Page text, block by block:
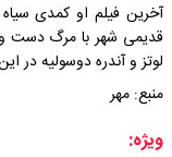
آخرین فیلم او کمدی
قدیمی شهر با مرگ دست و
لوتز و آندره دوسولیه در
منبع: مهر
ویژه: